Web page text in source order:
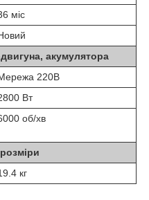
міс
акумулятора
220В
Вт
об/хв
кг